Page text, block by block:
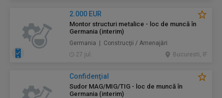
2.000 EUR
Montor structuri metalice - loc de muncă în
Germania (interim)
Germania | Construcţii / Amenajări
27 jul.
Bucuresti, IF
Confidenţial
Sudor MAG/MIG/TIG - loc de muncă în
Germania (interim)